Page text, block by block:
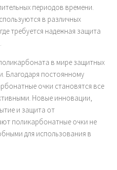
периодов времени.
в различных
требуется надежная защита
в мире защитных
Благодаря постоянному
очки становятся все
Новые инновации,
и защита от
поликарбонатные очки не
для использования в